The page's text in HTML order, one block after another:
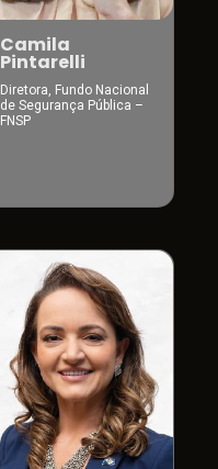
Camila
Pintarelli
Diretora, Fundo Nacional
de Segurança Pública –
FNSP